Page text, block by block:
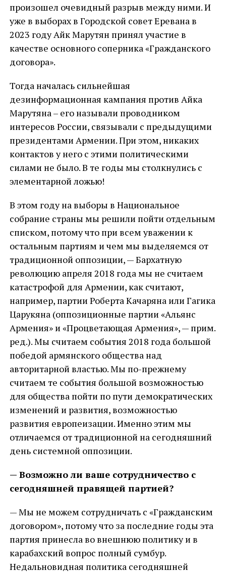
произошел очевидный разрыв между ними. И
уже в выборах в Городской совет Еревана в
2023 году Айк Марутян принял участие в
качестве основного соперника «Гражданского
договора».
Тогда началась сильнейшая
дезинформационная кампания против Айка
Марутяна – его называли проводником
интересов России, связывали с предыдущими
президентами Армении. При этом, никаких
контактов у него с этими политическими
силами не было. В те годы мы столкнулись с
элементарной ложью!
В этом году на выборы в Национальное
собрание страны мы решили пойти отдельным
списком, потому что при всем уважении к
остальным партиям и чем мы выделяемся от
традиционной оппозиции, — Бархатную
революцию апреля 2018 года мы не считаем
катастрофой для Армении, как считают,
например, партии Роберта Качаряна или Гагика
Царукяна (оппозиционные партии «Альянс
Армения» и «Процветающая Армения», — прим.
ред.). Мы считаем события 2018 года большой
победой армянского общества над
авторитарной властью. Мы по-прежнему
считаем те события большой возможностью
для общества пойти по пути демократических
изменений и развития, возможностью
развития европеизации. Именно этим мы
отличаемся от традиционной на сегодняшний
день системной оппозиции.
— Возможно ли ваше сотрудничество с
сегодняшней правящей партией?
— Мы не можем сотрудничать с «Гражданским
договором», потому что за последние годы эта
партия принесла во внешнюю политику и в
карабахский вопрос полный сумбур.
Недальновидная политика сегодняшней